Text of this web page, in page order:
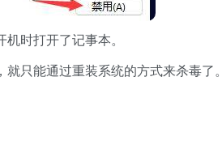
时打开了记事本。
只能通过重装系统的方式来杀毒了。